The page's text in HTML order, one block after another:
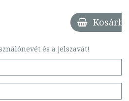
Kosárba
és a jelszavát!